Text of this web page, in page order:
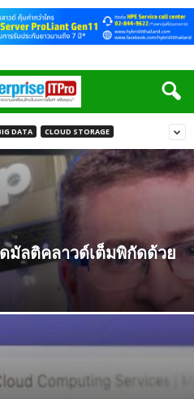
DATA CLOUD STORAGE
มัลติคลาวด์เต็มพิกัดด้วย